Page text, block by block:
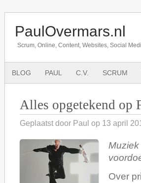
PaulOvermars.nl
Scrum, Online, Content, Websites, Social
BLOG PAUL C.V. SCRUM
Alles opgetekend op
Geplaatst door Paul op 13 april
Over